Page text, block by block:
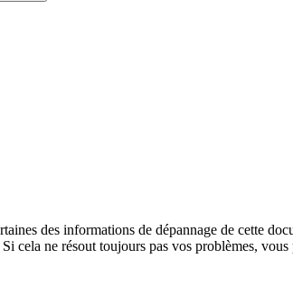
des informations de dépannage de cette
Si cela ne résout toujours pas vos problèmes, vous